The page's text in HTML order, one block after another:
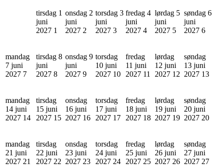
tirsdag 1
juni
2027 1
onsdag 2
juni
2027 2
torsdag 3
juni
2027 3
fredag 4
juni
2027 4
lørdag 5
juni
2027 5
søndag 6
juni
2027 6
mandag
7 juni
2027 7
tirsdag 8
juni
2027 8
onsdag 9
juni
2027 9
torsdag
10 juni
2027 10
fredag
11 juni
2027 11
lørdag
12 juni
2027 12
søndag
13 juni
2027 13
mandag
14 juni
2027 14
tirsdag
15 juni
2027 15
onsdag
16 juni
2027 16
torsdag
17 juni
2027 17
fredag
18 juni
2027 18
lørdag
19 juni
2027 19
søndag
20 juni
2027 20
mandag
21 juni
2027 21
tirsdag
22 juni
2027 22
onsdag
23 juni
2027 23
torsdag
24 juni
2027 24
fredag
25 juni
2027 25
lørdag
26 juni
2027 26
søndag
27 juni
2027 27